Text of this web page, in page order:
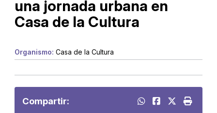
una jornada urbana en
Casa de la Cultura
Organismo: Casa de la Cultura
Compartir: